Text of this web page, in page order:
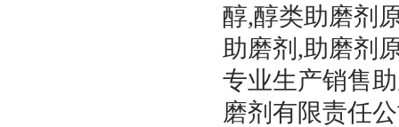
醇,醇类助磨剂
助磨剂,助磨剂
专业生产销售
磨剂有限责任